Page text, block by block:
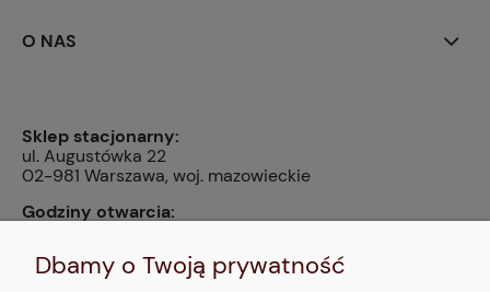
O NAS
Sklep stacjonarny:
ul. Augustówka 22
02-981 Warszawa, woj. mazowieckie
Godziny otwarcia:
13:00, nd: nieczynne
Dbamy o Twoją prywatność